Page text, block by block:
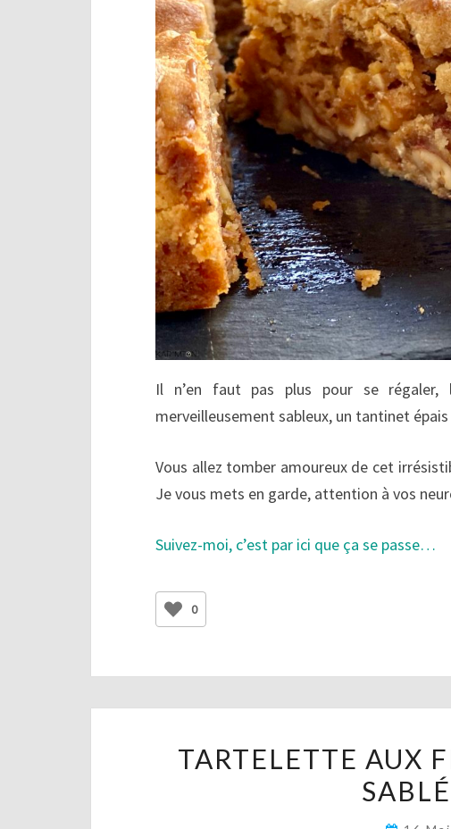
Il n’en faut pas plus pour se régaler,
merveilleusement sableux, un tantinet
Vous allez tomber amoureux de cet
Je vous mets en garde, attention à vos
Suivez-moi, c’est par ici que ça se passe…
0
TARTELETTE AUX